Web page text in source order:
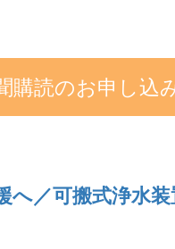
購読のお申し込
へ／可搬式浄水